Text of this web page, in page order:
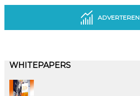
ADVERTEREN
WHITEPAPERS